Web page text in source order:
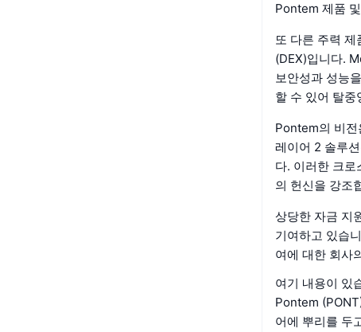
Pontem 제품
또 다른 주력
(DEX)입니다.
보안성과 성능
할 수 있어 탈
Pontem의 비
레이어 2 솔루
다. 이러한 크
의 헌신을 강조
상당한 자금 지
기여하고 있습
여에 대한 회사
여기 내용이 있
Pontem
어에 뿌리를 두